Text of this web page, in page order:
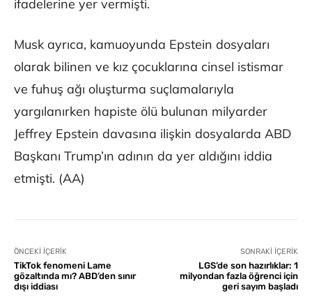
ifadelerine yer vermişti.
Musk ayrıca, kamuoyunda Epstein dosyaları
olarak bilinen ve kız çocuklarına cinsel istismar
ve fuhuş ağı oluşturma suçlamalarıyla
yargılanırken hapiste ölü bulunan milyarder
Jeffrey Epstein davasına ilişkin dosyalarda ABD
Başkanı Trump’ın adının da yer aldığını iddia
etmişti. (AA)
ÖNCEKI İÇERIK
TikTok fenomeni Lame
gözaltında mı? ABD’den sınır
dışı iddiası
SONRAKI İÇERIK
LGS’de son hazırlıklar: 1
milyondan fazla öğrenci için
geri sayım başladı